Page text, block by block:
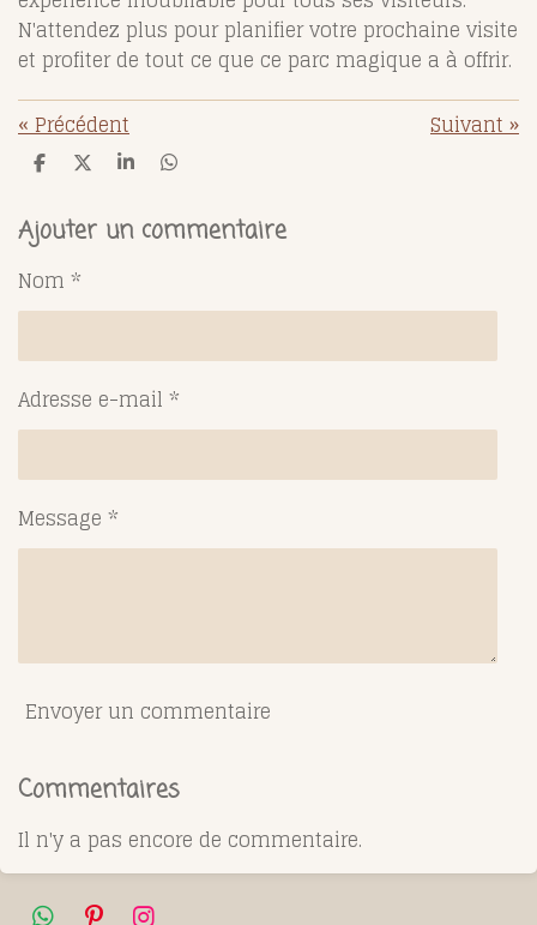
N'attendez plus pour planifier votre prochaine visite
et profiter de tout ce que ce parc magique a à offrir.
« Précédent Suivant »
P
t
a
e
r
P
t
a
r
P
t
a
r
P
t
a
r
Ajouter un commentaire
Nom *
Adresse e-mail *
Message *
Envoyer un commentaire
Commentaires
Il n'y a pas encore de commentaire.